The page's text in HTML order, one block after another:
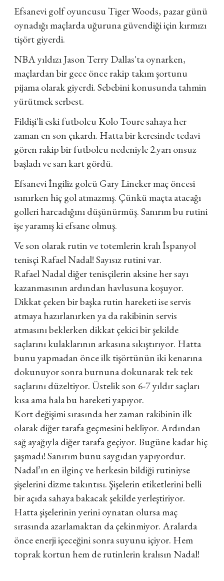
Efsanevi golf oyuncusu Tiger Woods, pazar günü
oynadığı maçlarda uğuruna güvendiği için kırmızı
tişört giyerdi.
NBA yıldızı Jason Terry Dallas'ta oynarken,
maçlardan bir gece önce rakip takım şortunu
pijama olarak giyerdi. Sebebini konusunda tahmin
yürütmek serbest.
Fildişi'li eski futbolcu Kolo Toure sahaya her
zaman en son çıkardı. Hatta bir keresinde tedavi
gören rakip bir futbolcu nedeniyle 2.yarı onsuz
başladı ve sarı kart gördü.
Efsanevi İngiliz golcü Gary Lineker maç öncesi
ısınırken hiç gol atmazmış. Çünkü maçta atacağı
golleri harcadığını düşünürmüş. Sanırım bu rutini
işe yaramış ki efsane olmuş.
Ve son olarak rutin ve totemlerin kralı İspanyol
tenisçi Rafael Nadal! Sayısız rutini var.
Rafael Nadal diğer tenisçilerin aksine her sayı
kazanmasının ardından havlusuna koşuyor.
Dikkat çeken bir başka rutin hareketi ise servis
atmaya hazırlanırken ya da rakibinin servis
atmasını beklerken dikkat çekici bir şekilde
saçlarını kulaklarının arkasına sıkıştırıyor. Hatta
bunu yapmadan önce ilk tişörtünün iki kenarına
dokunuyor sonra burnuna dokunarak tek tek
saçlarını düzeltiyor. Üstelik son 6-7 yıldır saçları
kısa ama hala bu hareketi yapıyor.
Kort değişimi sırasında her zaman rakibinin ilk
olarak diğer tarafa geçmesini bekliyor. Ardından
sağ ayağıyla diğer tarafa geçiyor. Bugüne kadar hiç
şaşmadı! Sanırım bunu saygıdan yapıyordur.
Nadal’ın en ilginç ve herkesin bildiği rutiniyse
şişelerini dizme takıntısı. Şişelerin etiketlerini belli
bir açıda sahaya bakacak şekilde yerleştiriyor.
Hatta şişelerinin yerini oynatan olursa maç
sırasında azarlamaktan da çekinmiyor. Aralarda
önce enerji içeceğini sonra suyunu içiyor. Hem
toprak kortun hem de rutinlerin kralısın Nadal!